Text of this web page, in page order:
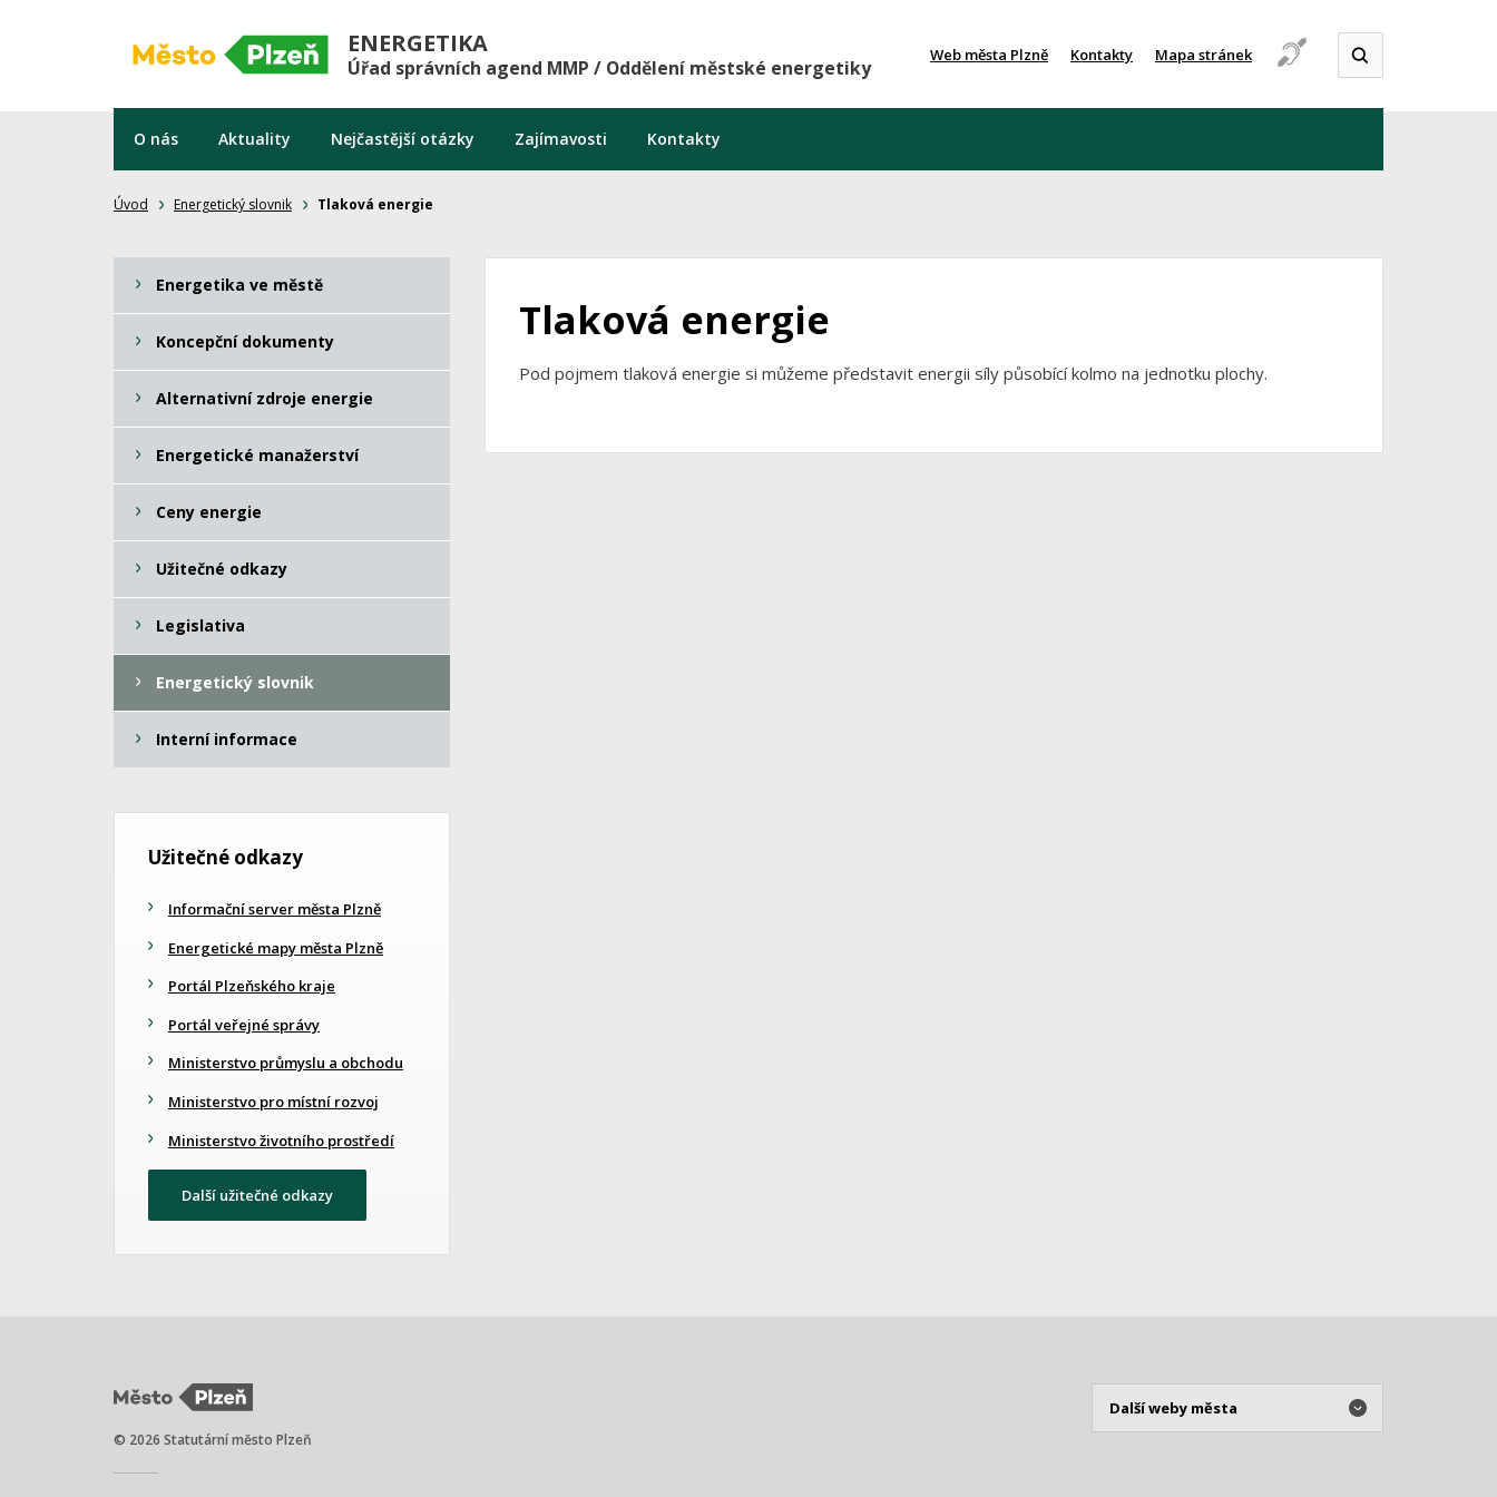
ENERGETIKA
Úřad správních agend MMP / Oddělení městské energetiky
Web města Plzně Kontakty Mapa stránek
O nás Aktuality Nejčastější otázky Zajímavosti Kontakty
Úvod Energetický slovnik Tlaková energie
Tlaková energie
Pod pojmem tlaková energie si můžeme představit energii síly působící kolmo na jednotku plochy.
Energetika ve městě
Koncepční dokumenty
Alternativní zdroje energie
Energetické manažerství
Ceny energie
Užitečné odkazy
Legislativa
Energetický slovnik
Interní informace
Užitečné odkazy
Informační server města Plzně
Energetické mapy města Plzně
Portál Plzeňského kraje
Portál veřejné správy
Ministerstvo průmyslu a obchodu
Ministerstvo pro místní rozvoj
Ministerstvo životního prostředí
Další užitečné odkazy
© 2026 Statutární město Plzeň